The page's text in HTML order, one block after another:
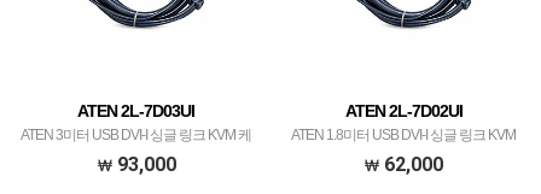
ATEN 2L-7D03UI
ATEN 3미터 USB DVI-I 싱글 링크 KVM 케
이블
93,000
ATEN 2L-7D02UI
ATEN 1.8미터 USB DVI-I 싱글 링크 KVM
케이블
62,000